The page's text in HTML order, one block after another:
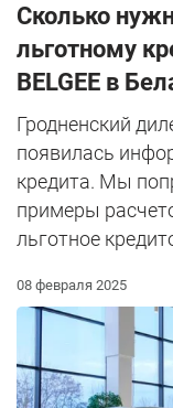
Сколько
льготному
BELGEE в
Гродненский
появилась
кредита. Мы
примеры
льготное
08 февраля 2025